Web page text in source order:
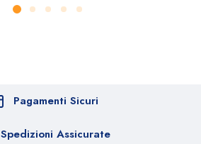
Pagamenti Sicuri
Spedizioni Assicurate